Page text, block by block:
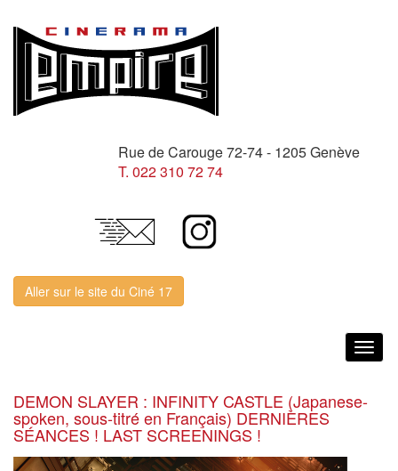
Rue de Carouge 72-74 - 1205 Genève
T. 022 310 72 74
Aller sur le site du Ciné 17
DEMON SLAYER : INFINITY CASTLE (Japanese-
spoken, sous-titré en Français) DERNIÈRES
SÉANCES ! LAST SCREENINGS !